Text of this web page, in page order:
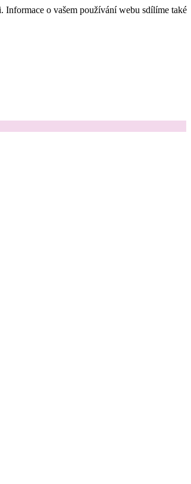
Informace o vašem používání webu sdílíme také